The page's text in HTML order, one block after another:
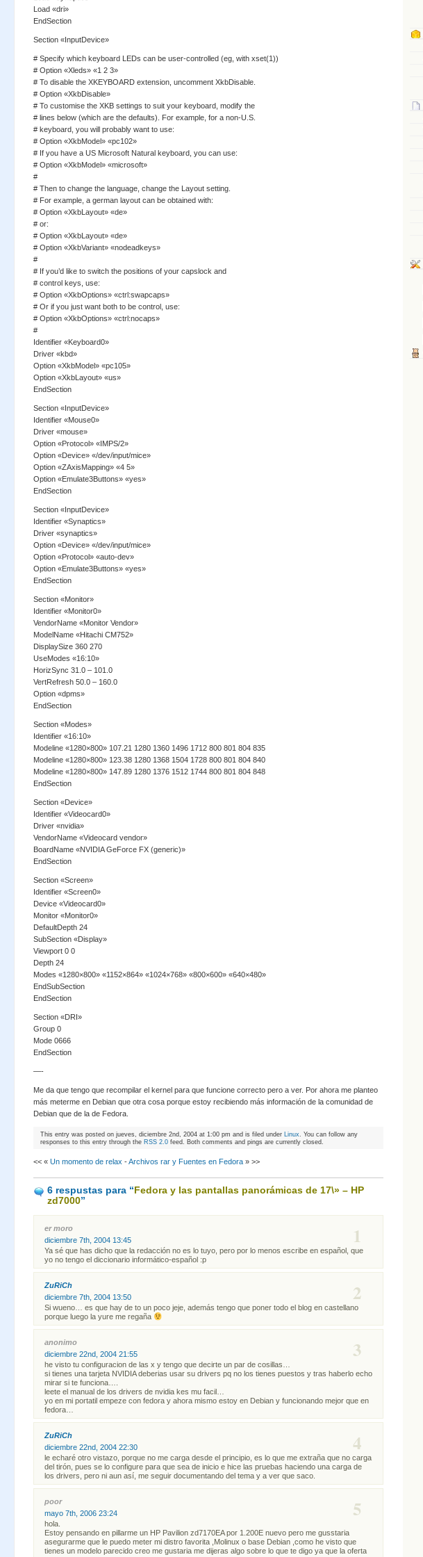
Load «dri»
EndSection
Section «InputDevice»
# Specify which keyboard LEDs can be user-controlled (eg, with xset(1))
# Option «Xleds» «1 2 3»
# To disable the XKEYBOARD extension, uncomment XkbDisable.
# Option «XkbDisable»
# To customise the XKB settings to suit your keyboard, modify the
# lines below (which are the defaults). For example, for a non-U.S.
# keyboard, you will probably want to use:
# Option «XkbModel» «pc102»
# If you have a US Microsoft Natural keyboard, you can use:
# Option «XkbModel» «microsoft»
#
# Then to change the language, change the Layout setting.
# For example, a german layout can be obtained with:
# Option «XkbLayout» «de»
# or:
# Option «XkbLayout» «de»
# Option «XkbVariant» «nodeadkeys»
#
# If you’d like to switch the positions of your capslock and
# control keys, use:
# Option «XkbOptions» «ctrl:swapcaps»
# Or if you just want both to be control, use:
# Option «XkbOptions» «ctrl:nocaps»
#
Identifier «Keyboard0»
Driver «kbd»
Option «XkbModel» «pc105»
Option «XkbLayout» «us»
EndSection
Section «InputDevice»
Identifier «Mouse0»
Driver «mouse»
Option «Protocol» «IMPS/2»
Option «Device» «/dev/input/mice»
Option «ZAxisMapping» «4 5»
Option «Emulate3Buttons» «yes»
EndSection
Section «InputDevice»
Identifier «Synaptics»
Driver «synaptics»
Option «Device» «/dev/input/mice»
Option «Protocol» «auto-dev»
Option «Emulate3Buttons» «yes»
EndSection
Section «Monitor»
Identifier «Monitor0»
VendorName «Monitor Vendor»
ModelName «Hitachi CM752»
DisplaySize 360 270
UseModes «16:10»
HorizSync 31.0 – 101.0
VertRefresh 50.0 – 160.0
Option «dpms»
EndSection
Section «Modes»
Identifier «16:10»
Modeline «1280×800» 107.21 1280 1360 1496 1712 800 801 804 835
Modeline «1280×800» 123.38 1280 1368 1504 1728 800 801 804 840
Modeline «1280×800» 147.89 1280 1376 1512 1744 800 801 804 848
EndSection
Section «Device»
Identifier «Videocard0»
Driver «nvidia»
VendorName «Videocard vendor»
BoardName «NVIDIA GeForce FX (generic)»
EndSection
Section «Screen»
Identifier «Screen0»
Device «Videocard0»
Monitor «Monitor0»
DefaultDepth 24
SubSection «Display»
Viewport 0 0
Depth 24
Modes «1280×800» «1152×864» «1024×768» «800×600» «640×480»
EndSubSection
EndSection
Section «DRI»
Group 0
Mode 0666
EndSection
—-
Me da que tengo que recompilar el kernel para que funcione correcto pero a ver. Por ahora me planteo
más meterme en Debian que otra cosa porque estoy recibiendo más información de la comunidad de
Debian que de la de Fedora.
This entry was posted on jueves, diciembre 2nd, 2004 at 1:00 pm and is filed under Linux . You can follow any
responses to this entry through the RSS 2.0 feed. Both comments and pings are currently closed.
<< « Un momento de relax -Archivos rar y Fuentes en Fedora » >>
6 respustas para “Fedora y las pantallas panorámicas de 17\» – HP
zd7000”
1
er moro
diciembre 7th, 2004 13:45
Ya sé que has dicho que la redacción no es lo tuyo, pero por lo menos escribe en español, que
yo no tengo el diccionario informático-español :p
2
ZuRiCh
diciembre 7th, 2004 13:50
Si wueno… es que hay de to un poco jeje, además tengo que poner todo el blog en castellano
porque luego la yure me regaña
3
anonimo
diciembre 22nd, 2004 21:55
he visto tu configuracion de las x y tengo que decirte un par de cosillas…
si tienes una tarjeta NVIDIA deberias usar su drivers pq no los tienes puestos y tras haberlo echo
mirar si te funciona….
leete el manual de los drivers de nvidia kes mu facil…
yo en mi portatil empeze con fedora y ahora mismo estoy en Debian y funcionando mejor que en
fedora…
4
ZuRiCh
diciembre 22nd, 2004 22:30
le echaré otro vistazo, porque no me carga desde el principio, es lo que me extraña que no carga
del tirón, pues se lo configure para que sea de inicio e hice las pruebas haciendo una carga de
los drivers, pero ni aun así, me seguir documentando del tema y a ver que saco.
5
poor
mayo 7th, 2006 23:24
hola.
Estoy pensando en pillarme un HP Pavilion zd7170EA por 1.200E nuevo pero me gusstaria
asegurarme que le puedo meter mi distro favorita ,Molinux o base Debian ,como he visto que
tienes un modelo parecido creo me gustaria me dijeras algo sobre lo que te digo ya que la oferta